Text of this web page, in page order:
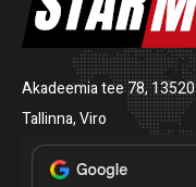
Akadeemia tee 78, 13520
Tallinna, Viro